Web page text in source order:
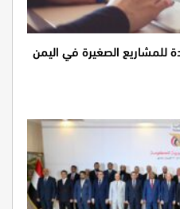
للمشاريع الصغيرة في اليمن